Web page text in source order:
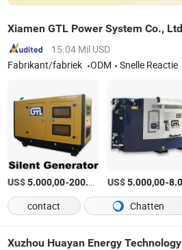
Xiamen GTL Power System Co.,
15.04 Mil USD
Fabrikant/fabriek
ODM Snelle Reactie
US$5.000,00-200.000,00 /Set
US$5.000,00-
contact Chatten
Xuzhou Huayan Energy